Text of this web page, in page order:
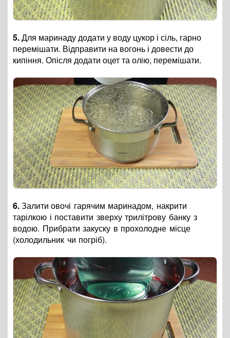
5.Для маринаду додати у воду цукор і сіль, гарно
перемішати. Відправити на вогонь і довести до
кипіння. Опісля додати оцет та олію, перемішати.
6.Залити овочі гарячим маринадом, накрити
тарілкою і поставити зверху трилітрову банку з
водою. Прибрати закуску в прохолодне місце
(холодильник чи погріб).